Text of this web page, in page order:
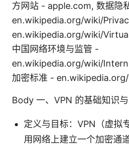
方网站 - apple.com, 数据隐
en.wikipedia.org/wiki/
en.wikipedia.org/wiki/
中国网络环境与监管 -
en.wikipedia.org/wiki/
加密标准 -
Body 一、VPN 的基础知识
定义与目标：VPN（虚拟
用网络上建立一个加密通